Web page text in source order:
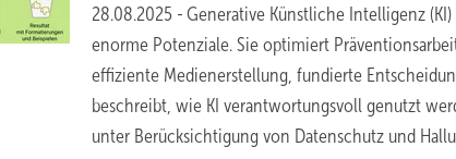
28.08.2025 - Generative Künstliche Intelligenz
enorme Potenziale. Sie optimiert
effiziente Medienerstellung, fundierte
beschreibt, wie KI verantwortungsvoll genutzt
unter Berücksichtigung von Datenschutz und